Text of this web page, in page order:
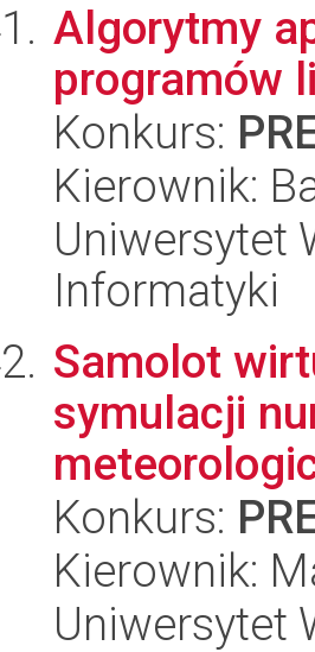
Algorytmy
programów
Konkurs:
Kierownik:
Uniwersytet
Informatyki
Samolot
symulacji
Konkurs:
Kierownik:
Uniwersytet